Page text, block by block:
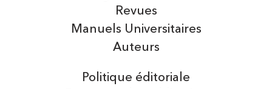
Auteurs
Manuels Universitaires
Revues
Politique éditoriale